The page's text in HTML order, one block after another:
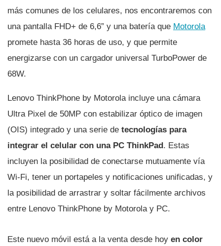
más comunes de los celulares, nos encontraremos con
una pantalla FHD+ de 6,6” y una batería que Motorola
promete hasta 36 horas de uso, y que permite
energizarse con un cargador universal TurboPower de
68W.
Lenovo ThinkPhone by Motorola incluye una cámara
Ultra Pixel de 50MP con estabilizar óptico de imagen
(OIS) integrado y una serie de tecnologías para
integrar el celular con una PC ThinkPad. Estas
incluyen la posibilidad de conectarse mutuamente vía
Wi-Fi, tener un portapeles y notificaciones unificadas, y
la posibilidad de arrastrar y soltar fácilmente archivos
entre Lenovo ThinkPhone by Motorola y PC.
Este nuevo móvil está a la venta desde hoy en color